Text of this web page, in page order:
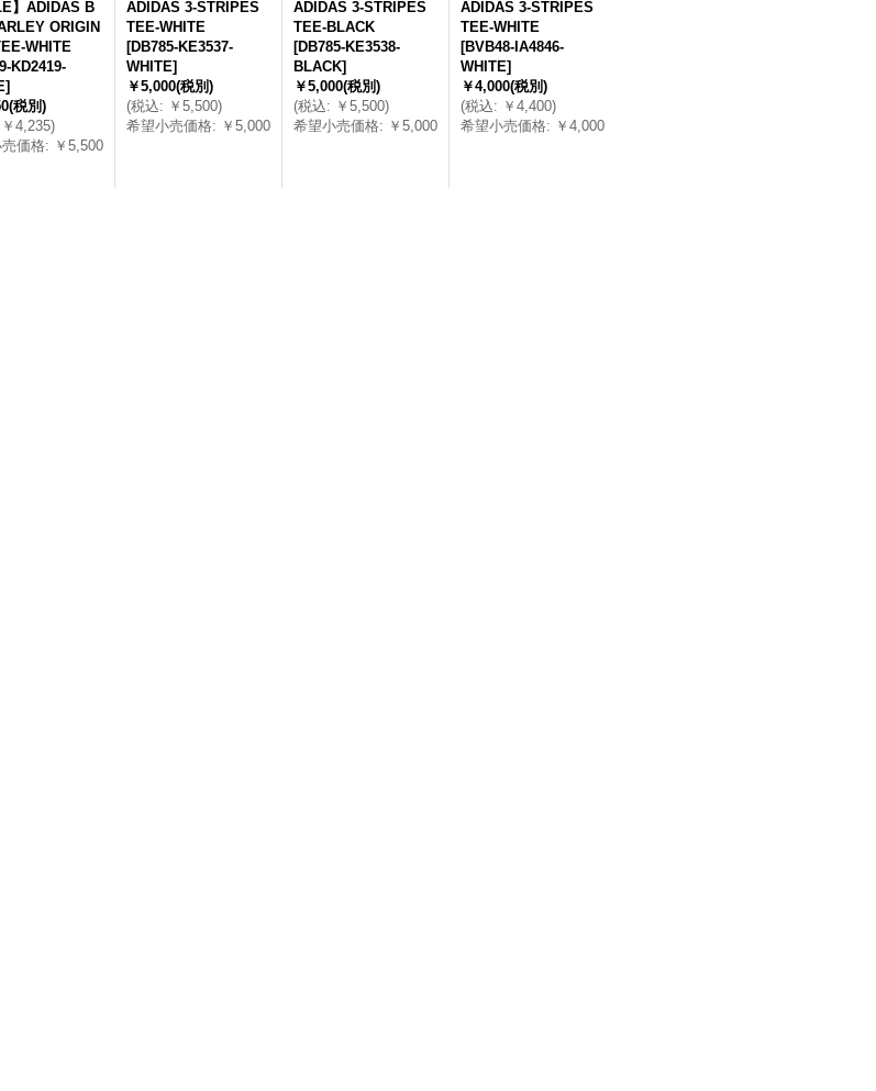
】ADIDAS B
ORIGIN
WHITE
KD2419-
]
(税別)
￥4,235)
価格: ￥5,500
ADIDAS 3-STRIPES
TEE-WHITE
[DB785-KE3537-
WHITE]
￥5,000(税別)
(税込: ￥5,500)
希望小売価格: ￥5,000
ADIDAS 3-STRIPES
TEE-BLACK
[DB785-KE3538-
BLACK]
￥5,000(税別)
(税込: ￥5,500)
希望小売価格: ￥5,000
ADIDAS 3-STRIPES
TEE-WHITE
[BVB48-IA4846-
WHITE]
￥4,000(税別)
(税込: ￥4,400)
希望小売価格: ￥4,000